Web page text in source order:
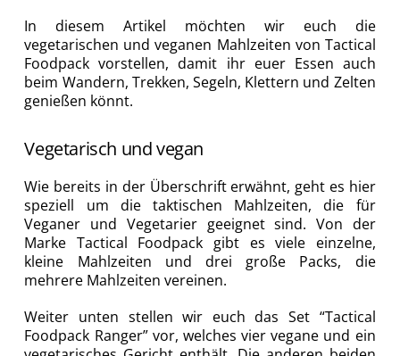
In diesem Artikel möchten wir euch die
vegetarischen und veganen Mahlzeiten von Tactical
Foodpack vorstellen, damit ihr euer Essen auch
beim Wandern, Trekken, Segeln, Klettern und Zelten
genießen könnt.
Vegetarisch und vegan
Wie bereits in der Überschrift erwähnt, geht es hier
speziell um die taktischen Mahlzeiten, die für
Veganer und Vegetarier geeignet sind. Von der
Marke Tactical Foodpack gibt es viele einzelne,
kleine Mahlzeiten und drei große Packs, die
mehrere Mahlzeiten vereinen.
Weiter unten stellen wir euch das Set “Tactical
Foodpack Ranger” vor, welches vier vegane und ein